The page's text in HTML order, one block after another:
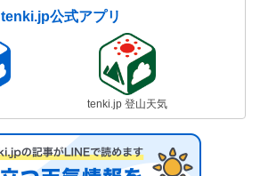
tenki.jp公式アプリ
tenki.jp 登山天気